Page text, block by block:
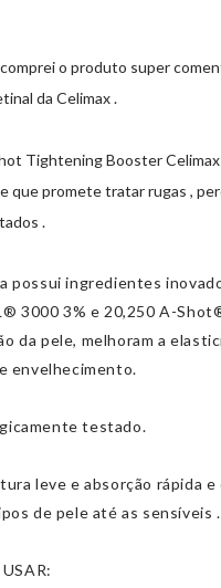
o produto super
da Celimax .
Tightening Booster Celimax
que promete tratar rugas ,
.
possui ingredientes
3000 3% e 20,250 A-
da pele, melhoram a
envelhecimento.
testado.
leve e absorção rápida e
de pele até as sensíveis .